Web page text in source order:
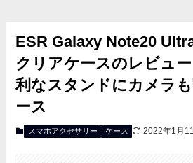
ESR Galaxy Note20
クリアケースのレビュ
利なスタンドにカメラ
ース
スマホアクセサリー ケース 2022年1月